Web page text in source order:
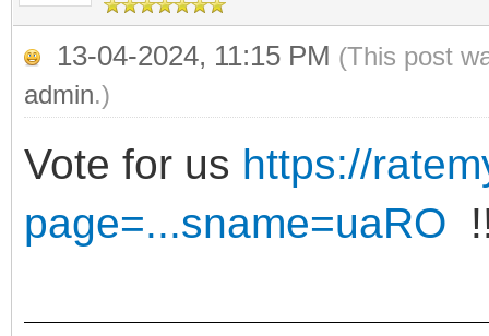
13-04-2024, 11:15 PM (This post
admin.)
Vote for us https://
page=...sname=uaRO